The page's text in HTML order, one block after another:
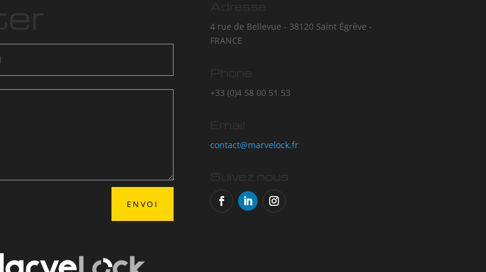
ENVOI
4 rue de Bellevue - 38120 Saint Égrève -
FRANCE
+33 (0)4 58 00 51 53
contact@marvelock.fr